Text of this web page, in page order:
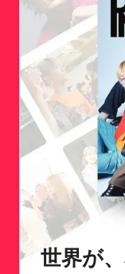
世界が